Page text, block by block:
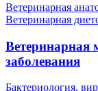
Ветеринарная
Ветеринарная
заболевания
Бактериология,